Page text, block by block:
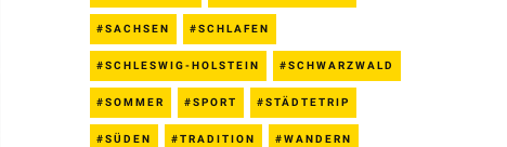
SACHSEN SCHLAFEN
SCHLESWIG-HOLSTEIN SCHWARZWALD
SOMMER SPORT STÄDTETRIP
SÜDEN TRADITION WANDERN